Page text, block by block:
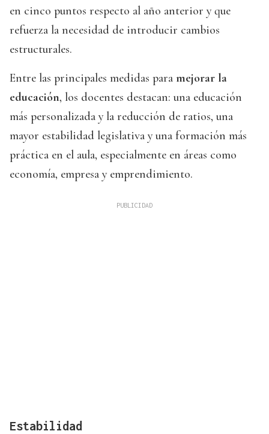
en cinco puntos respecto al año anterior y que
refuerza la necesidad de introducir cambios
estructurales.
Entre las principales medidas para mejorar la
educación, los docentes destacan: una educación
más personalizada y la reducción de ratios, una
mayor estabilidad legislativa y una formación más
práctica en el aula, especialmente en áreas como
economía, empresa y emprendimiento.
Estabilidad